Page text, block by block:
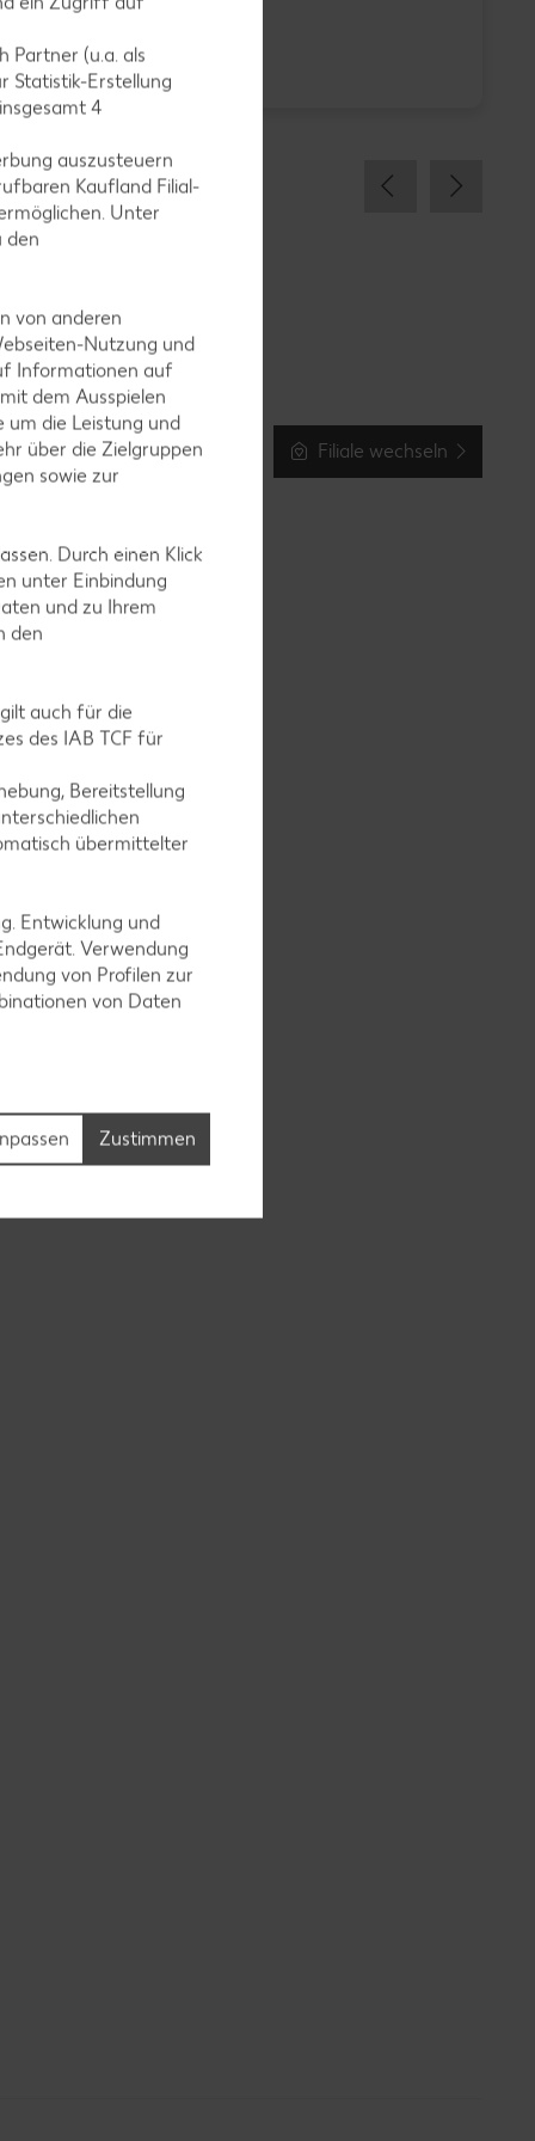
1.29
Filiale wechseln
Partner (u.a. als
Statistik-Erstellung
4
auszusteuern
Kaufland Filial-
Unter
den
von anderen
Nutzung und
Informationen auf
dem Ausspielen
die Leistung und
über die Zielgruppen
sowie zur
Durch einen Klick
unter Einbindung
und zu Ihrem
den
auch für die
des IAB TCF für
Bereitstellung
übermittelter
Entwicklung und
Verwendung
von Profilen zur
von Daten
Zustimmen